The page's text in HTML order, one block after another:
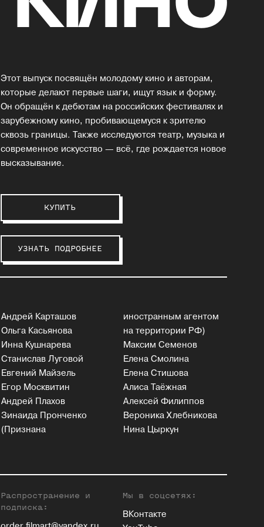
Этот выпуск посвящён молодому кино и авторам,
которые делают первые шаги, ищут язык и форму.
Он обращён к дебютам на российских фестивалях и
зарубежному кино, пробивающемуся к зрителю
сквозь границы. Также исследуются театр, музыка и
современное искусство — всё, где рождается новое
высказывание.
КУПИТЬ
УЗНАТЬ ПОДРОБНЕЕ
Андрей Карташов
Ольга Касьянова
Инна Кушнарева
Станислав Луговой
Евгений Майзель
Егор Москвитин
Андрей Плахов
Зинаида Пронченко
(Признана
иностранным агентом
на территории РФ)
Максим Семенов
Елена Смолина
Елена Стишова
Алиса Таёжная
Алексей Филиппов
Вероника Хлебникова
Нина Цыркун
Распространение и
подписка:
Мы в соцсетях:
ВКонтакте